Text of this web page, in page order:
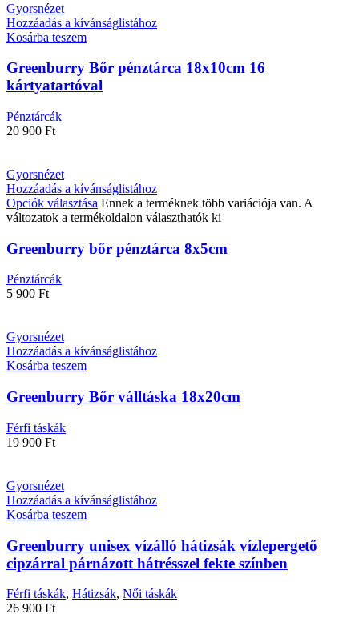
Gyorsnézet
Hozzáadás a kívánságlistához
Kosárba teszem
Greenburry Bőr pénztárca 18x10cm 16
kártyatartóval
Pénztárcák
20 900 Ft
Gyorsnézet
Hozzáadás a kívánságlistához
Opciók választása Ennek a terméknek több variációja van. A
változatok a termékoldalon választhatók ki
Greenburry bőr pénztárca 8x5cm
Pénztárcák
5 900 Ft
Gyorsnézet
Hozzáadás a kívánságlistához
Kosárba teszem
Greenburry Bőr válltáska 18x20cm
Férfi táskák
19 900 Ft
Gyorsnézet
Hozzáadás a kívánságlistához
Kosárba teszem
Greenburry unisex vízálló hátizsák vízlepergető
cipzárral párnázott hátrésszel fekte színben
Férfi táskák, Hátizsák, Női táskák
26 900 Ft